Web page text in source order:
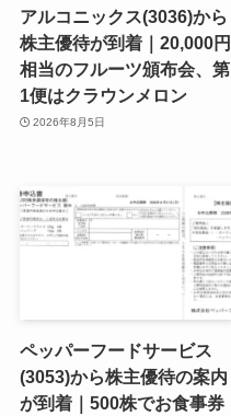
アルコニックス(3036)から
株主優待が到着｜20,000円
相当のフルーツ頒布会、第
1便はクラウンメロン
2026年8月5日
ペッパーフードサービス
(3053)から株主優待の案内
が到着｜500株でお食事券